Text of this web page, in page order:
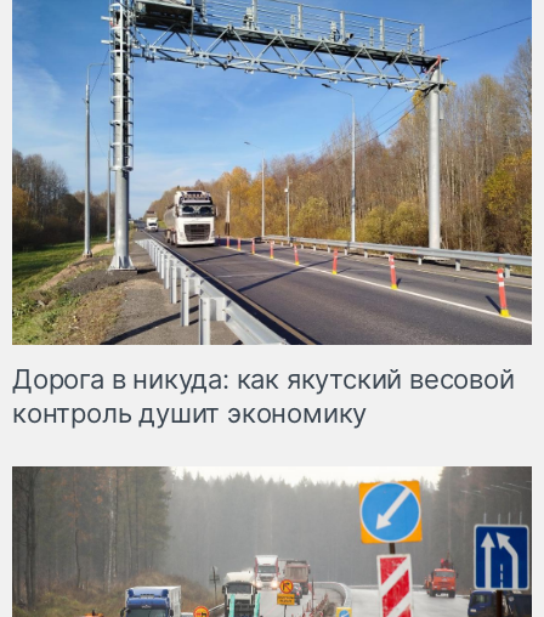
Дорога в никуда: как якутский весовой
контроль душит экономику